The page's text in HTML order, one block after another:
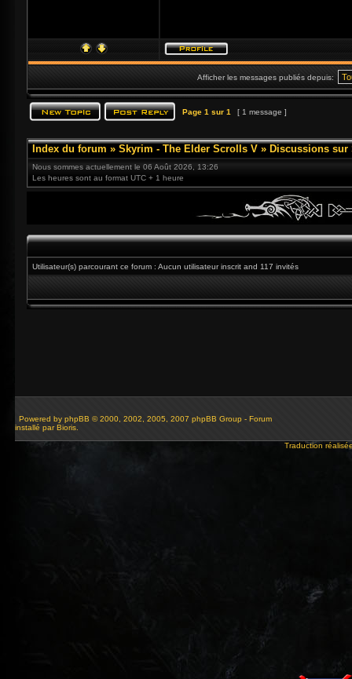
Afficher les messages publiés depuis:
Page 1 sur 1 [ 1 message ]
Index du forum » Skyrim - The Elder Scrolls V » Discussions sur
Nous sommes actuellement le 06 Août 2026, 13:26
Les heures sont au format UTC + 1 heure
Utilisateur(s) parcourant ce forum : Aucun utilisateur inscrit and 117 invités
Powered by phpBB © 2000, 2002, 2005, 2007 phpBB Group - Forum
installé par Bioris.
Traduction